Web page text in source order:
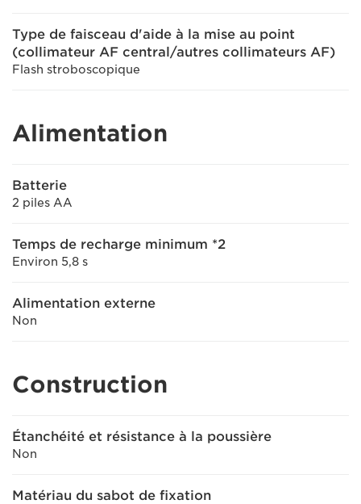
Type de faisceau d'aide à la mise au point
(collimateur AF central/autres collimateurs AF)
Flash stroboscopique
Alimentation
Batterie
2 piles AA
Temps de recharge minimum *2
Environ 5,8 s
Alimentation externe
Non
Construction
Étanchéité et résistance à la poussière
Non
Matériau du sabot de fixation